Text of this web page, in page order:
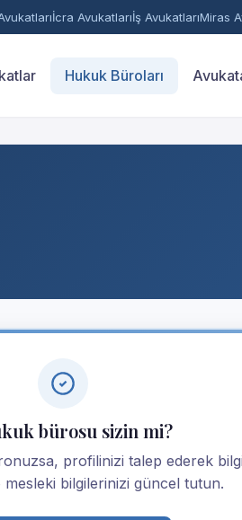
İcra Avukatlarıİş AvukatlarıMiras
Hukuk Büroları
bürosu sizin mi?
profilinizi talep ederek
bilgilerinizi güncel tutun.